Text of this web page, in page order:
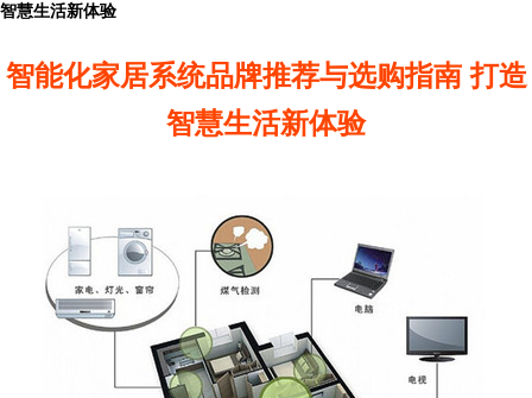
智慧生活新体验
智能化家居系统品牌推荐与选购指南 打造
智慧生活新体验